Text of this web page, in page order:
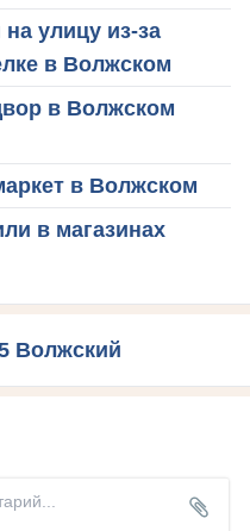
улицу из-за
в Волжском
в Волжском
в Волжском
в магазинах
Волжский